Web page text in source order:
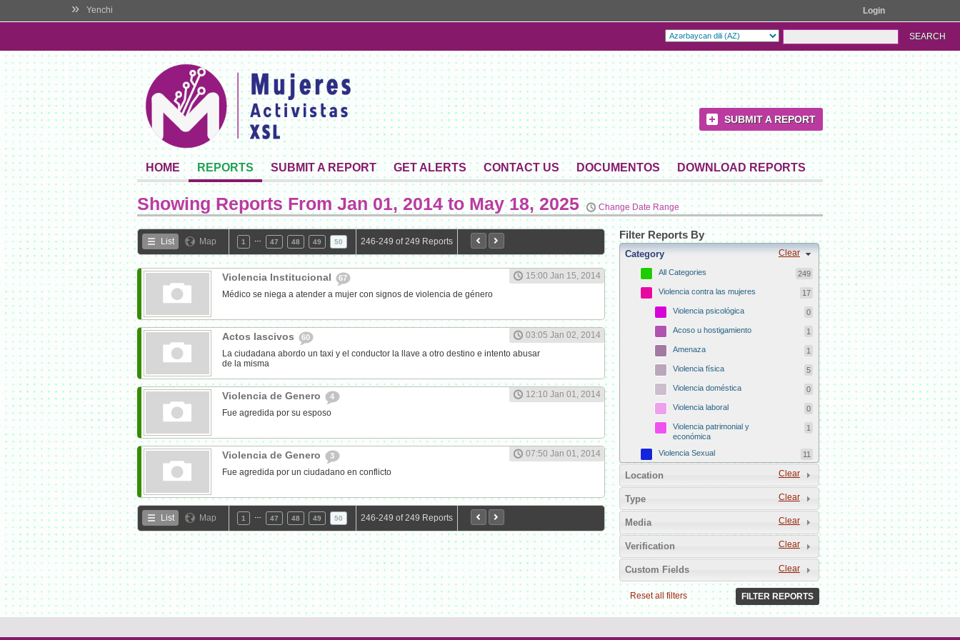
» Yenchi Login
SUBMIT A REPORT
HOME REPORTS SUBMIT A REPORT GET ALERTS CONTACT US DOCUMENTOS DOWNLOAD REPORTS
Showing Reports FromJan 01, 2014 to May 18, 2025 Change Date Range
List Map 1 47 48 49 50 246-249 of 249 Reports
Violencia Institucional 67
15:00 Jan 15, 2014
Médico se niega a atender a mujer con signos de violencia de género
Actos lascivos 60
03:05 Jan 02, 2014
La ciudadana abordo un taxi y el conductor la llave a otro destino e intento abusar
de la misma
Violencia de Genero 4
12:10 Jan 01, 2014
Fue agredida por su esposo
Violencia de Genero 3
07:50 Jan 01, 2014
Fue agredida por un ciudadano en conflicto
List Map 1 47 48 49 50 246-249 of 249 Reports
Filter Reports By
Clear
Category
All Categories 249
Violencia contra las mujeres 17
Violencia psicológica 0
Acoso u hostigamiento 1
Amenaza 1
Violencia física 5
Violencia doméstica 0
Violencia laboral 0
Violencia patrimonial y
económica
1
Violencia Sexual 11
6
1
0
Esclavitud sexual 0
Acoso sexual 1
Femicidio
Femicidio íntimo 37
Femicidio indeterminado 23
Clear
Location
Clear
Type
Clear
Media
Clear
Verification
Clear
Custom Fields
Reset all filters FILTER REPORTS